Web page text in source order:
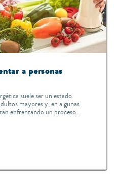
a personas
suele ser un estado
mayores y, en algunas
enfrentando un proceso...